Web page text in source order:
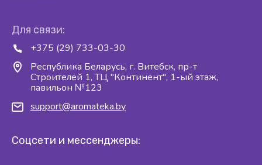
Для связи:
+375 (29) 733-03-30
Республика Беларусь, г. Витебск, пр-т
Строителей 1, ТЦ "Континент", 1-ый этаж,
павильон №123
support@aromateka.by
Соцсети и мессенджеры: